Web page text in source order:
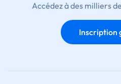
Accédez à des milliers
Inscription